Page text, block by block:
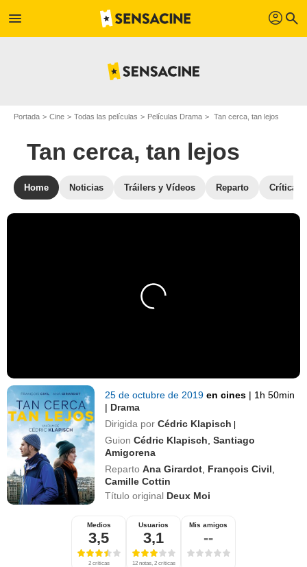
menu profil search
Portada Cine Todas las películas Películas Drama Tan cerca, tan lejos
Tan cerca, tan lejos
Home Noticias Tráilers y Vídeos Reparto Críticas
25 de octubre de 2019en cines | 1h 50min
| Drama
Dirigida por Cédric Klapisch |
Guion Cédric Klapisch ,Santiago
Amigorena
Reparto Ana Girardot François Civil
Camille Cottin
Título original Deux Moi
Medios
3,5
2 críticas
Usuarios
3,1
12 notas, 2 críticas
Mis amigos
--